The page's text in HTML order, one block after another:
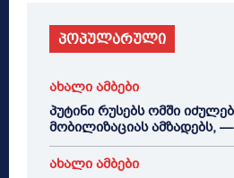
პოპულარული
ახალი ამბები
პუტინი რუსებს ომში
მობილიზაციას ამზადებს, —
ახალი ამბები